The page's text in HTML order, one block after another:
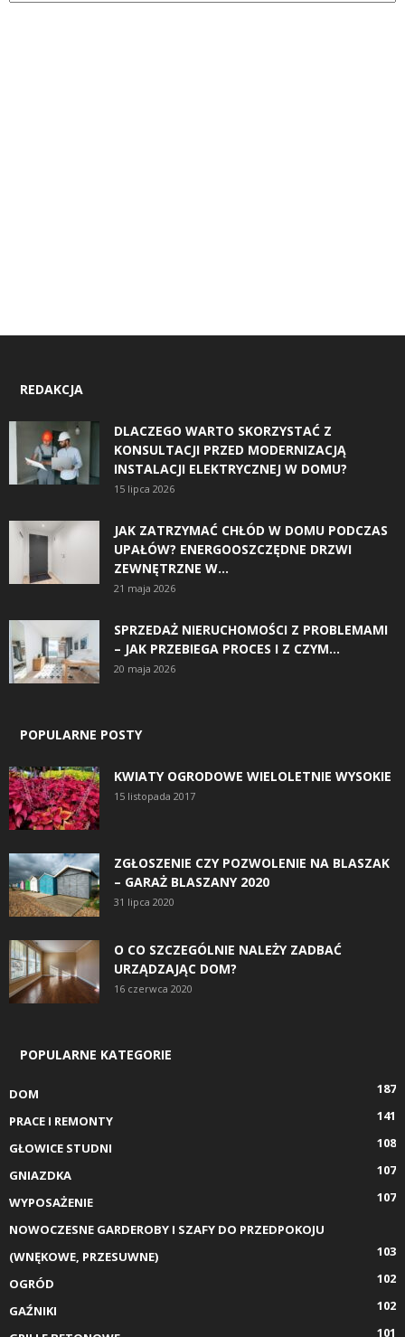
REDAKCJA
DLACZEGO WARTO SKORZYSTAĆ Z
KONSULTACJI PRZED MODERNIZACJĄ
INSTALACJI ELEKTRYCZNEJ W DOMU?
15 lipca 2026
JAK ZATRZYMAĆ CHŁÓD W DOMU PODCZAS
UPAŁÓW? ENERGOOSZCZĘDNE DRZWI
ZEWNĘTRZNE W...
21 maja 2026
SPRZEDAŻ NIERUCHOMOŚCI Z PROBLEMAMI
– JAK PRZEBIEGA PROCES I Z CZYM...
20 maja 2026
POPULARNE POSTY
KWIATY OGRODOWE WIELOLETNIE WYSOKIE
15 listopada 2017
ZGŁOSZENIE CZY POZWOLENIE NA BLASZAK
– GARAŻ BLASZANY 2020
31 lipca 2020
O CO SZCZEGÓLNIE NALEŻY ZADBAĆ
URZĄDZAJĄC DOM?
16 czerwca 2020
POPULARNE KATEGORIE
DOM
187
PRACE I REMONTY
141
GŁOWICE STUDNI
108
GNIAZDKA
107
WYPOSAŻENIE
107
NOWOCZESNE GARDEROBY I SZAFY DO PRZEDPOKOJU
(WNĘKOWE, PRZESUWNE)
103
OGRÓD
102
GAŹNIKI
102
101